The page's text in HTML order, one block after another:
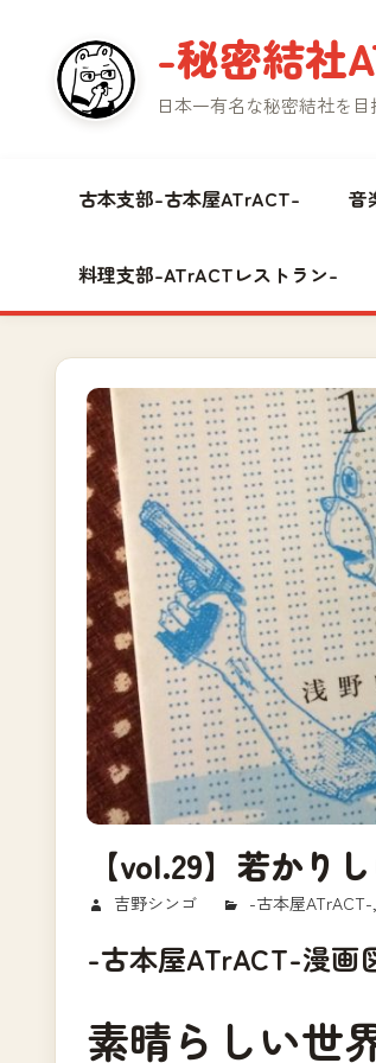
プ
-秘密結社
日本一有名な秘密結社を
古本支部-古本屋ATrACT- 音
料理支部-ATrACTレストラン-
【vol.29】若かり
2017/09/21
吉野シンゴ -古本屋ATrACT-,
-古本屋ATrACT-漫画
素晴らしい世